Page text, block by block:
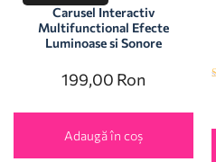
Carusel Interactiv
Multifunctional Efecte
Luminoase si Sonore
199,00 Ron
Adaugă în coș